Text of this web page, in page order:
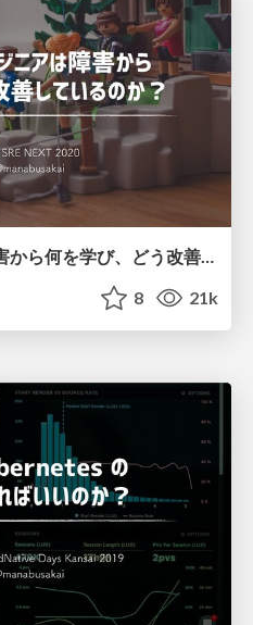
freee のエンジニアは障害から何を学び、どう改善しているのか？ / What do freee engineers learn and improve from failures?
8 21k